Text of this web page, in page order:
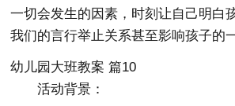
一切会发生的因素，时刻让自己明白
我们的言行举止关系甚至影响孩子的
幼儿园大班教案 篇10
活动背景：